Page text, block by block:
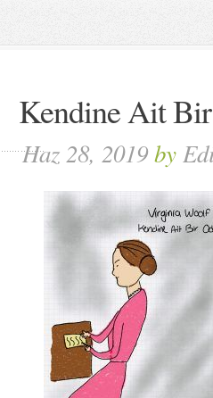
Kendine Ait
Haz 28, 2019by